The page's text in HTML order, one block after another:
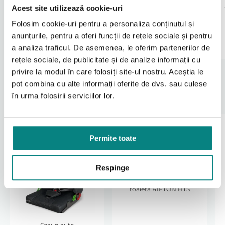
Acest site utilizează cookie-uri
Folosim cookie-uri pentru a personaliza conținutul și
anunțurile, pentru a oferi funcții de rețele sociale și pentru
a analiza traficul. De asemenea, le oferim partenerilor de
rețele sociale, de publicitate și de analize informații cu
privire la modul în care folosiți site-ul nostru. Aceștia le
pot combina cu alte informații oferite de dvs. sau culese
în urma folosirii serviciilor lor.
Permite toate
Respinge
pozitionare controlata
Decizia utilizarii trebuie realizata impreuna cu
medicul sau terapeutul, in functie de nevoile
individuale ale utilizatorului.
Compatibilitate si integrare in sistemul
Nova
Stabilizatorul este proiectat exclusiv pentru
Sistemul NOVA include suport picioare reglabil si
centuri de siguranta in 2 puncte pentru picioare, iar
stabilizatorul dinamic completeaza aceste elemente
pentru un control mai precis.
Montajul trebuie efectuat corect, iar tensionarea
trebuie verificata periodic pentru a evita presiuni
excesive.
Recomandari de utilizare
Reglati stabilizatorul astfel incat piciorul sa fie
1170 lei
Adaugă în coș
988lei
Adaugă în coș
Produse Recomandate
Sistem pentru igienă şi
toaletă RIFTON HTS